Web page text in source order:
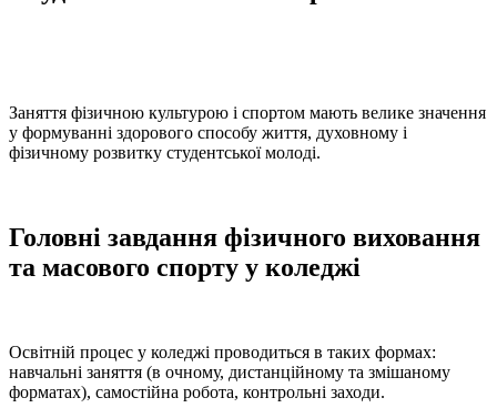
Заняття фізичною культурою і спортом мають велике значення
у формуванні здорового способу життя, духовному і
фізичному розвитку студентської молоді.
Головні завдання фізичного виховання
та масового спорту у коледжі
Освітній процес у коледжі проводиться в таких формах:
навчальні заняття (в очному, дистанційному та змішаному
форматах), самостійна робота, контрольні заходи.